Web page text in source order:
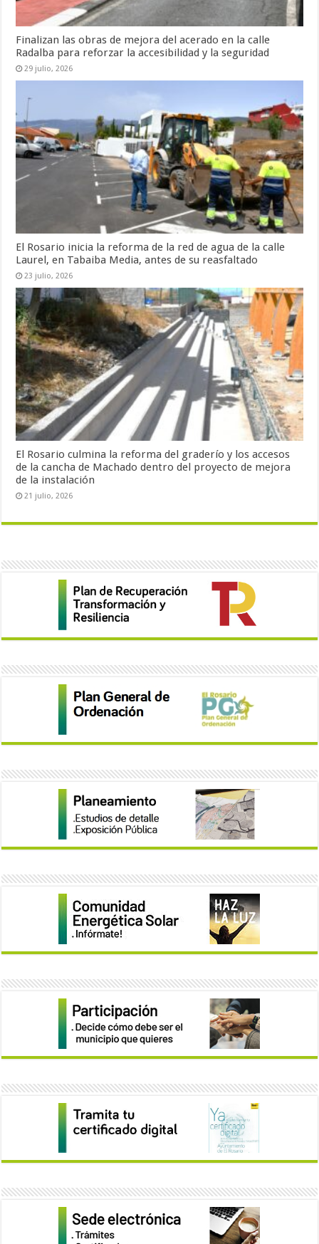
Finalizan las obras de mejora del acerado en la calle
Radalba para reforzar la accesibilidad y la seguridad
29 julio, 2026
El Rosario inicia la reforma de la red de agua de la calle
Laurel, en Tabaiba Media, antes de su reasfaltado
23 julio, 2026
El Rosario culmina la reforma del graderío y los accesos
de la cancha de Machado dentro del proyecto de mejora
de la instalación
21 julio, 2026